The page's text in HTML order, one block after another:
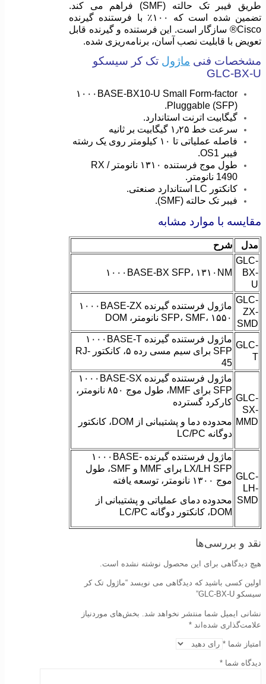
طریق فیبر تک حالته (SMF) فراهم می کند.
تضمین شده است که ۱۰۰٪ با فرستنده گیرنده
Cisco® سازگار است. این فرستنده و گیرنده قابل
تعویض با قابلیت نصب آسان، برنامه‌ریزی شده.
مشخصات فنی ماژول تک کر سیسکو
GLC-BX-U
۱۰۰۰BASE-BX10-U Small Form-factor
Pluggable (SFP).
گیگابیت اترنت استاندارد.
سرعت خط ۱٫۲۵ گیگابیت بر ثانیه
فاصله عملیاتی تا ۱۰ کیلومتر روی یک رشته
فیبر OS1.
طول موج فرستنده ۱۳۱۰ نانومتر / RX
1490 نانومتر.
کانکتور LC استاندارد صنعتی.
فیبر تک حالته (SMF).
مقایسه با موارد مشابه
مدل
شرح
GLC-
BX-
U
۱۰۰۰BASE-BX SFP، ۱۳۱۰NM
GLC-
ZX-
SMD
ماژول فرستنده گیرنده ۱۰۰۰BASE-ZX
SFP، SMF، ۱۵۵۰ نانومتر، DOM
GLC-
T
ماژول فرستنده گیرنده ۱۰۰۰BASE-T
SFP برای سیم مسی رده ۵، کانکتور RJ-
45
GLC-
SX-
MMD
ماژول فرستنده گیرنده ۱۰۰۰BASE-SX
SFP برای MMF، طول موج ۸۵۰ نانومتر،
کارکرد گسترده
محدوده دما و پشتیبانی از DOM، کانکتور
دوگانه LC/PC
GLC-
LH-
SMD
ماژول فرستنده گیرنده ۱۰۰۰BASE-
LX/LH SFP برای MMF و SMF، طول
موج ۱۳۰۰ نانومتر، توسعه یافته
محدوده دمای عملیاتی و پشتیبانی از
DOM، کانکتور دوگانه LC/PC
نقد و بررسی‌ها
هیچ دیدگاهی برای این محصول نوشته نشده است.
اولین کسی باشید که دیدگاهی می نویسد “ماژول تک کر
سیسکو GLC-BX-U”
نشانی ایمیل شما منتشر نخواهد شد. بخش‌های موردنیاز
علامت‌گذاری شده‌اند *
امتیاز شما *
دیدگاه شما *